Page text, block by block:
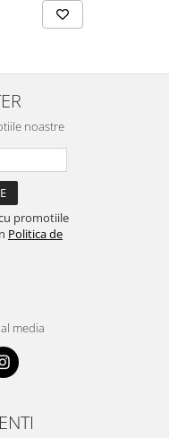
noastre
promotiile
Politica de
media